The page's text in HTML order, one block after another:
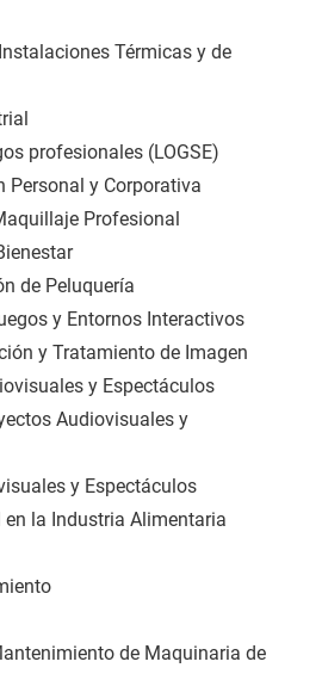
Térmicas y de
profesionales (LOGSE)
Personal y Corporativa
Profesional
de Peluquería
y Entornos Interactivos
y Tratamiento de Imagen
y Espectáculos
Audiovisuales y
y Espectáculos
en la Industria Alimentaria
de Maquinaria de